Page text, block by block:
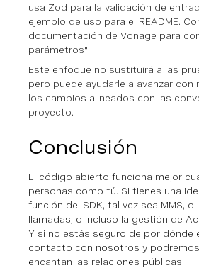
usa Zod para la validación de
ejemplo de uso para el README.
documentación de Vonage para
parámetros".
Este enfoque no sustituirá a las
pero puede ayudarle a avanzar con
los cambios alineados con las
proyecto.
Conclusión
El código abierto funciona mejor
personas como tú. Si tienes una
función del SDK, tal vez sea MMS,
llamadas, o incluso la gestión de
Y si no estás seguro de por dónde
contacto con nosotros y
encantan las relaciones públicas.